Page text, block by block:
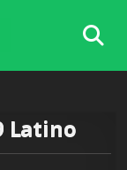
Latino